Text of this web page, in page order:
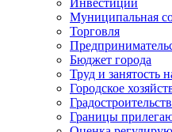
Инвестиции
Муниципальная
Торговля
Бюджет города
Труд и занятость
Городское
Границы